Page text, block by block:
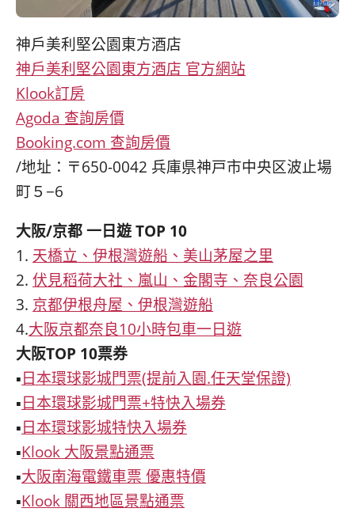
神戶美利堅公園東方酒店
神戶美利堅公園東方酒店 官方網站
Klook訂房
Agoda 查詢房價
Booking.com 查詢房價
/地址：〒650-0042 兵庫県神戸市中央区波止場
町５−6
大阪/京都 一日遊 TOP 10
1. 天橋立、伊根灣遊船、美山茅屋之里
2. 伏見稻荷大社、嵐山、金閣寺、奈良公園
3. 京都伊根舟屋、伊根灣遊船
4.大阪京都奈良10小時包車一日遊
大阪TOP 10票券
▪日本環球影城門票(提前入園.任天堂保證)
▪日本環球影城門票+特快入場券
▪日本環球影城特快入場券
▪Klook 大阪景點通票
▪大阪南海電鐵車票 優惠特價
▪Klook 關西地區景點通票